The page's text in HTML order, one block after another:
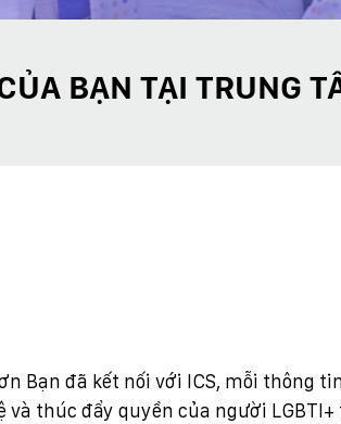
BẠN TẠI TRUNG
Bạn đã kết nối với ICS, mỗi thông
và thúc đẩy quyền của người